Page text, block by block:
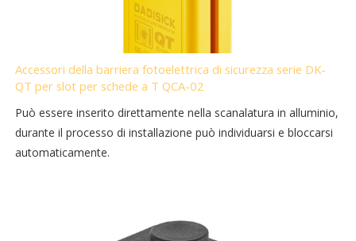
Accessori della barriera fotoelettrica di sicurezza serie DK-
QT per slot per schede a T QCA-02
Può essere inserito direttamente nella scanalatura in alluminio,
durante il processo di installazione può individuarsi e bloccarsi
automaticamente.